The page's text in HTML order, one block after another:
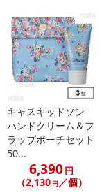
キャスキッドソン
ハンドクリーム＆フ
ラップポーチセット
50...
6,390円
（2,130 円／個）